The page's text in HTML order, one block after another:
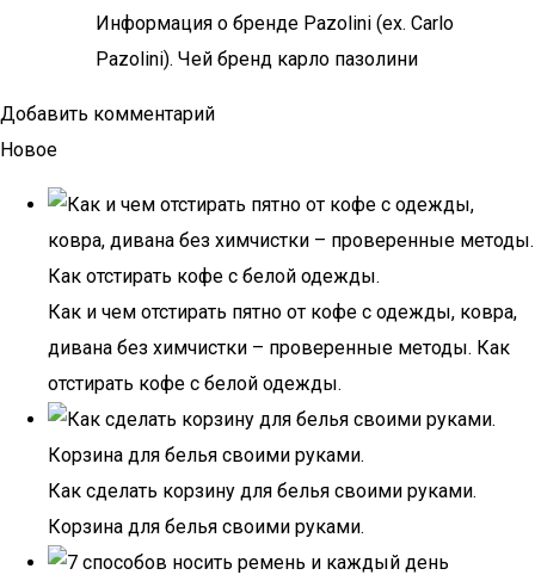
Информация о бренде Pazolini (ex. Carlo
Pazolini). Чей бренд карло пазолини
Добавить комментарий
Новое
Как и чем отстирать пятно от кофе с одежды, ковра,
дивана без химчистки – проверенные методы. Как
отстирать кофе с белой одежды.
Как сделать корзину для белья своими руками.
Корзина для белья своими руками.